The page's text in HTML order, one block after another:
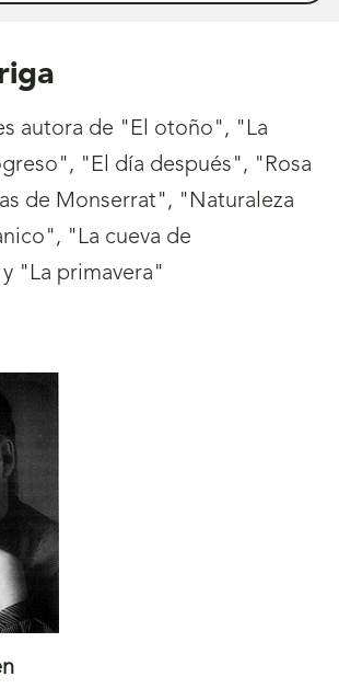
autora de "El otoño", "La
"El día después", "Rosa
de Monserrat", "Naturaleza
"La cueva de
"La primavera"